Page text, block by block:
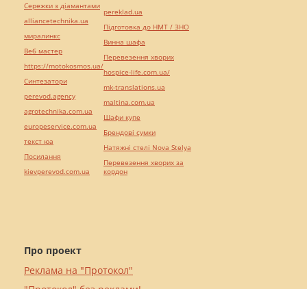
Про проект
Реклама на "Протокол"
Сережки з діамантами
alliancetechnika.ua
миралинкс
Веб мастер
https://motokosmos.ua/
Синтезатори
perevod.agency
agrotechnika.com.ua
europeservice.com.ua
текст юа
Посилання
kievperevod.com.ua
pereklad.ua
Підготовка до НМТ / ЗНО
Винна шафа
Перевезення хворих
hospice-life.com.ua/
mk-translations.ua
maltina.com.ua
Шафи купе
Брендові сумки
Натяжні стелі Nova Stelya
Перевезення хворих за
кордон